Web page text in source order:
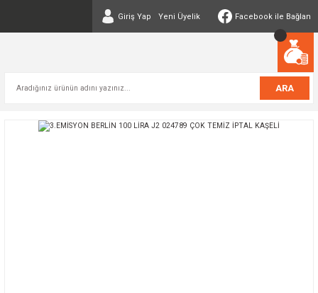
Giriş Yap Yeni Üyelik Facebook ile Bağlan
ARA